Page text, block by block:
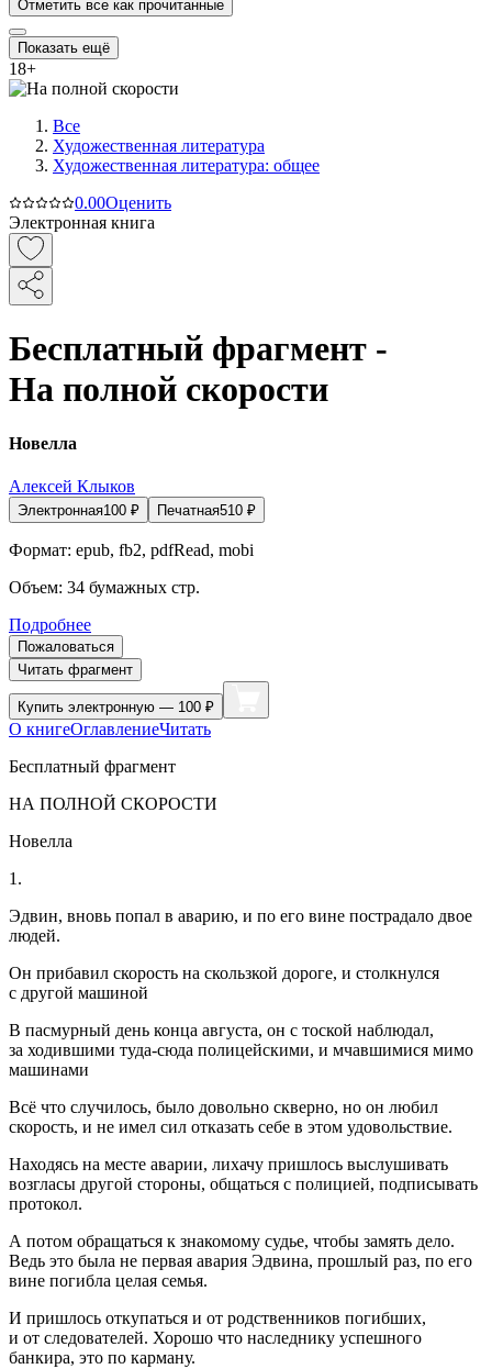
Отметить все как прочитанные
Показать ещё
18+
Все
Художественная литература
Художественная литература: общее
0.00Оценить
Электронная книга
Бесплатный фрагмент -
На полной скорости
Новелла
Алексей Клыков
Электронная100 ₽ Печатная510 ₽
Формат: epub, fb2, pdfRead, mobi
Объем: 34 бумажных стр.
Подробнее
Пожаловаться
Читать фрагмент
Купить электронную — 100 ₽
О книгеОглавлениеЧитать
Бесплатный фрагмент
НА ПОЛНОЙ СКОРОСТИ
Новелла
1.
Эдвин, вновь попал в аварию, и по его вине пострадало двое
людей.
Он прибавил скорость на скользкой дороге, и столкнулся
с другой машиной
В пасмурный день конца августа, он с тоской наблюдал,
за ходившими туда-сюда полицейскими, и мчавшимися мимо
машинами
Всё что случилось, было довольно скверно, но он любил
скорость, и не имел сил отказать себе в этом удовольствие.
Находясь на месте аварии, лихачу пришлось выслушивать
возгласы другой стороны, общаться с полицией, подписывать
протокол.
А потом обращаться к знакомому судье, чтобы замять дело.
Ведь это была не первая авария Эдвина, прошлый раз, по его
вине погибла целая семья.
И пришлось откупаться и от родственников погибших,
и от следователей. Хорошо что наследнику успешного
банкира, это по карману.